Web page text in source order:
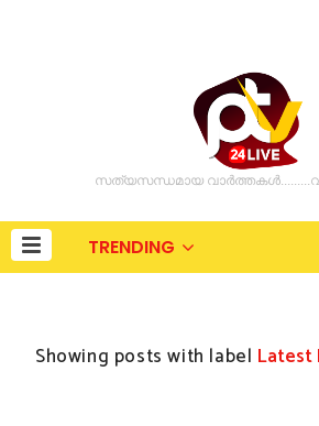
സത്യസന്ധമായ
TRENDING
Showing posts with label Latest